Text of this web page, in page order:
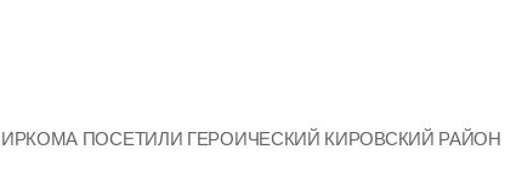
ПОСЕТИЛИ ГЕРОИЧЕСКИЙ КИРОВСКИЙ РАЙОН